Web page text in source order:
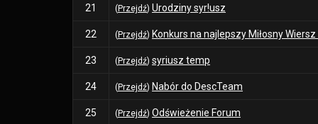
21 ( Przejdź) Urodziny syr!usz
22 ( Przejdź) Konkurs na najlepszy Miłosny Wiersz
23 ( Przejdź) syriusz temp
24 ( Przejdź) Nabór do DescTeam
25 ( Przejdź) Odświeżenie Forum